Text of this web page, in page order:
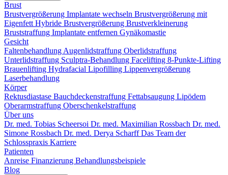
Brust
Brustvergrößerung Implantate wechseln Brustvergrößerung mit
Eigenfett Hybride Brustvergrößerung Brustverkleinerung
Bruststraffung Implantate entfernen Gynäkomastie
Gesicht
Faltenbehandlung Augenlidstraffung Oberlidstraffung
Unterlidstraffung Sculptra-Behandlung Facelifting 8-Punkte-Lifting
Brauenlifting Hydrafacial Lipofilling Lippenvergrößerung
Laserbehandlung
Körper
Rektusdiastase Bauchdeckenstraffung Fettabsaugung Lipödem
Oberarmstraffung Oberschenkelstraffung
Über uns
Dr. med. Tobias Scheersoi Dr. med. Maximilian Rossbach Dr. med.
Simone Rossbach Dr. med. Derya ScharffDas Team der
Schlosspraxis Karriere
Patienten
Anreise Finanzierung Behandlungsbeispiele
Blog